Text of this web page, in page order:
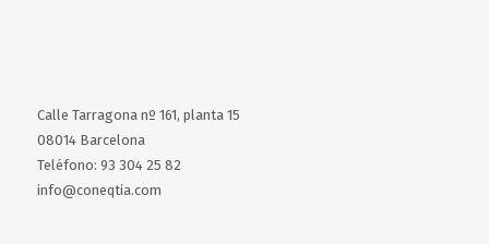
Calle Tarragona nº 161, planta 15
08014 Barcelona
Teléfono: 93 304 25 82
info@coneqtia.com